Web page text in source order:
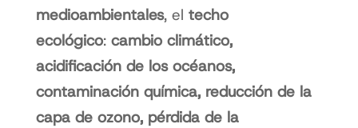
medioambientales, el techo
ecológico: cambio climático,
acidificación de los océanos,
contaminación química, reducción de la
capa de ozono, pérdida de la